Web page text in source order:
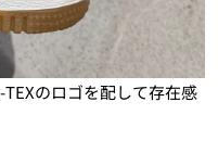
のロゴを配して存在感